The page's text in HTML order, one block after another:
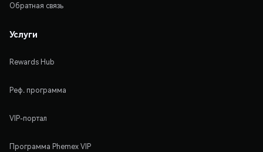
Обратная связь
Услуги
Rewards Hub
Реф. программа
VIP-портал
Программа Phemex VIP